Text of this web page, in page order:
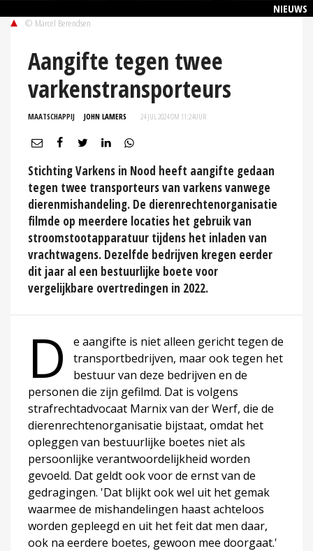
NIEUWS
© Marcel Berendsen
Aangifte tegen twee
varkenstransporteurs
MAATSCHAPPIJ JOHN LAMERS 24 JUL 2024 OM 11:24UUR
Stichting Varkens in Nood heeft aangifte gedaan
tegen twee transporteurs van varkens vanwege
dierenmishandeling. De dierenrechtenorganisatie
filmde op meerdere locaties het gebruik van
stroomstootapparatuur tijdens het inladen van
vrachtwagens. Dezelfde bedrijven kregen eerder
dit jaar al een bestuurlijke boete voor
vergelijkbare overtredingen in 2022.
D
e aangifte is niet alleen gericht tegen de
transportbedrijven, maar ook tegen het
bestuur van deze bedrijven en de
personen die zijn gefilmd. Dat is volgens
strafrechtadvocaat Marnix van der Werf, die de
dierenrechtenorganisatie bijstaat, omdat het
opleggen van bestuurlijke boetes niet als
persoonlijke verantwoordelijkheid worden
gevoeld. Dat geldt ook voor de ernst van de
gedragingen. 'Dat blijkt ook wel uit het gemak
waarmee de mishandelingen haast achteloos
worden gepleegd en uit het feit dat men daar,
ook na eerdere boetes, gewoon mee doorgaat.'